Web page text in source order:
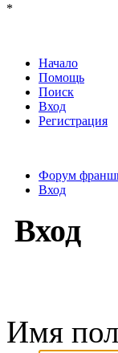
*
Начало
Помощь
Поиск
Вход
Регистрация
Форум
Вход
Вход
Имя